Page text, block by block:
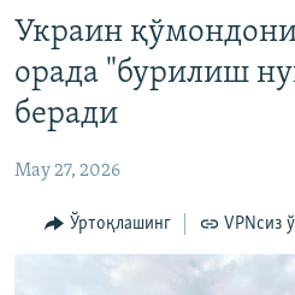
навигацияга
ўтинг
Қидиришга
ўтинг
OZODARXIV
На русском
ИЖТИМОИЙ ТАРМОҚЛАР
Украин
орада "бурилиш
беради
May 27, 2026
Ўртоқлашинг VPNсиз